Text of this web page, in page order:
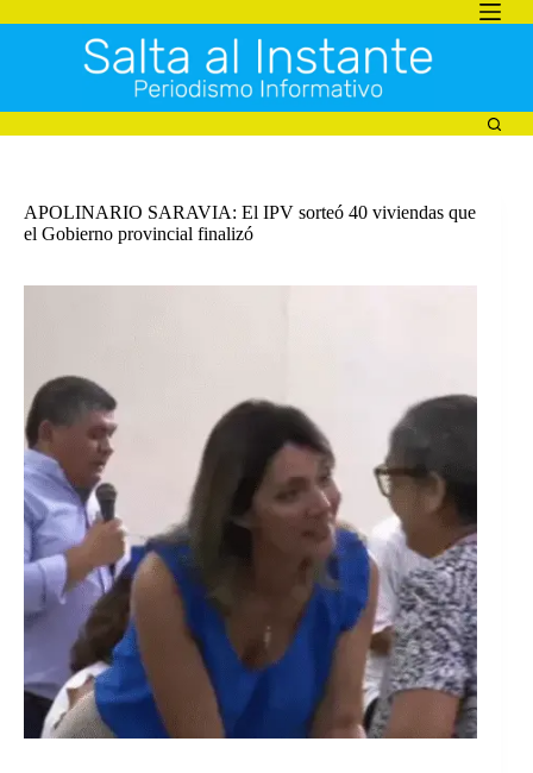
al
APOLINARIO SARAVIA: El IPV sorteó 40 viviendas que
el Gobierno provincial finalizó